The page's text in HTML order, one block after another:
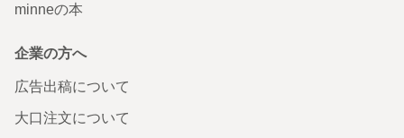
minneの本
企業の方へ
広告出稿について
大口注文について